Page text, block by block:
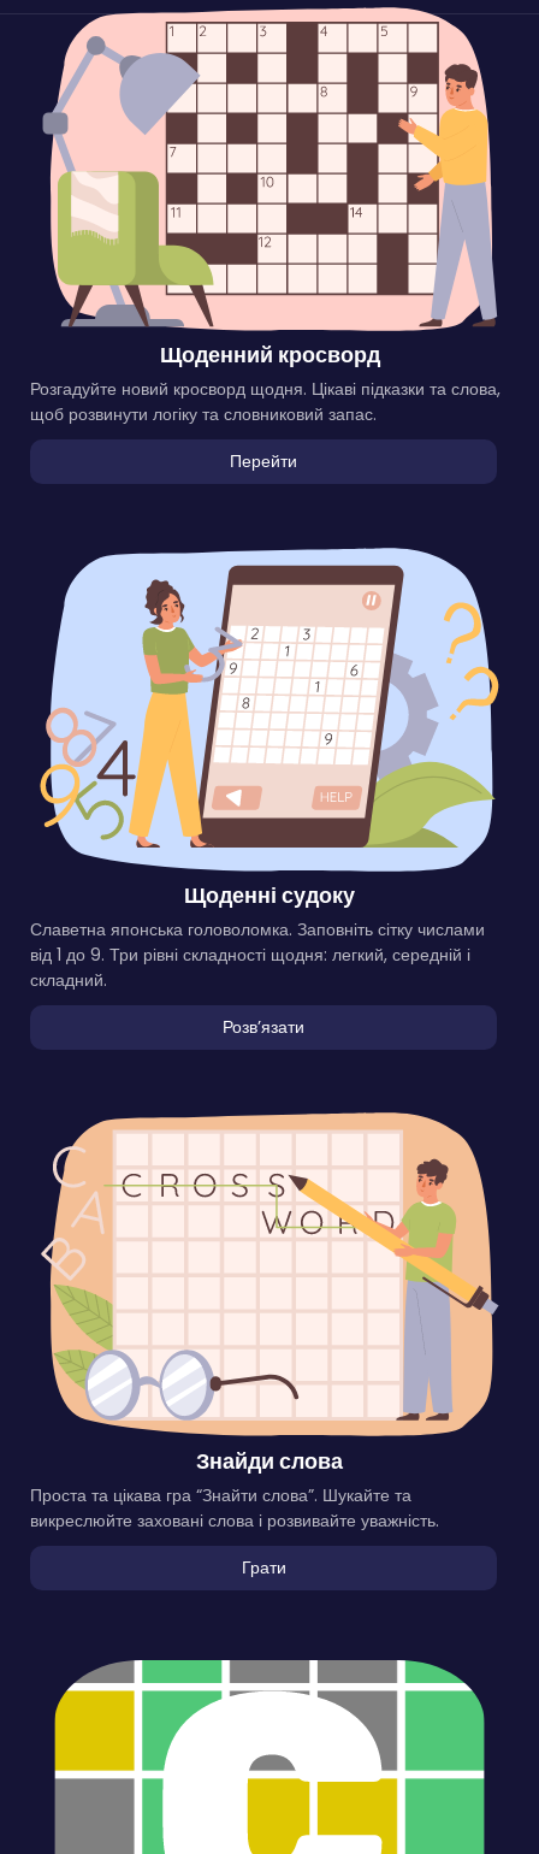
Щоденний кросворд
Розгадуйте новий кросворд щодня. Цікаві підказки та слова,
щоб розвинути логіку та словниковий запас.
Перейти
Щоденні судоку
Славетна японська головоломка. Заповніть сітку числами
від 1 до 9. Три рівні складності щодня: легкий, середній і
складний.
Розвʼязати
Знайди слова
Проста та цікава гра “Знайти слова”. Шукайте та
викреслюйте заховані слова і розвивайте уважність.
Грати